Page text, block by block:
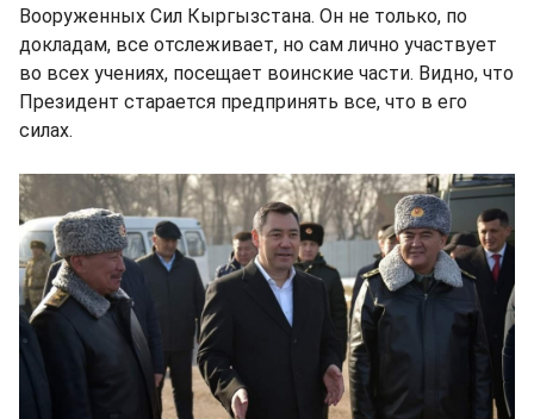
Вооруженных Сил Кыргызстана. Он не только, по
докладам, все отслеживает, но сам лично участвует
во всех учениях, посещает воинские части. Видно, что
Президент старается предпринять все, что в его
силах.